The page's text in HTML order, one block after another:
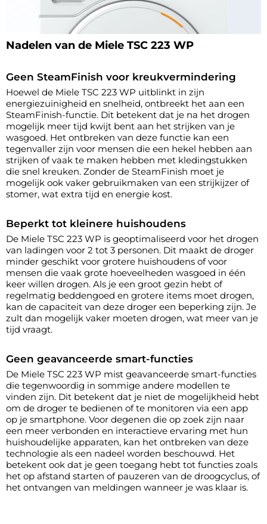
Nadelen van de Miele TSC 223 WP
Geen SteamFinish voor kreukvermindering
Hoewel de Miele TSC 223 WP uitblinkt in zijn
energiezuinigheid en snelheid, ontbreekt het aan een
SteamFinish-functie. Dit betekent dat je na het drogen
mogelijk meer tijd kwijt bent aan het strijken van je
wasgoed. Het ontbreken van deze functie kan een
tegenvaller zijn voor mensen die een hekel hebben aan
strijken of vaak te maken hebben met kledingstukken
die snel kreuken. Zonder de SteamFinish moet je
mogelijk ook vaker gebruikmaken van een strijkijzer of
stomer, wat extra tijd en energie kost.
Beperkt tot kleinere huishoudens
De Miele TSC 223 WP is geoptimaliseerd voor het drogen
van ladingen voor 2 tot 3 personen. Dit maakt de droger
minder geschikt voor grotere huishoudens of voor
mensen die vaak grote hoeveelheden wasgoed in één
keer willen drogen. Als je een groot gezin hebt of
regelmatig beddengoed en grotere items moet drogen,
kan de capaciteit van deze droger een beperking zijn. Je
zult dan mogelijk vaker moeten drogen, wat meer van je
tijd vraagt.
Geen geavanceerde smart-functies
De Miele TSC 223 WP mist geavanceerde smart-functies
die tegenwoordig in sommige andere modellen te
vinden zijn. Dit betekent dat je niet de mogelijkheid hebt
om de droger te bedienen of te monitoren via een app
op je smartphone. Voor degenen die op zoek zijn naar
een meer verbonden en interactieve ervaring met hun
huishoudelijke apparaten, kan het ontbreken van deze
technologie als een nadeel worden beschouwd. Het
betekent ook dat je geen toegang hebt tot functies zoals
het op afstand starten of pauzeren van de droogcyclus, of
het ontvangen van meldingen wanneer je was klaar is.